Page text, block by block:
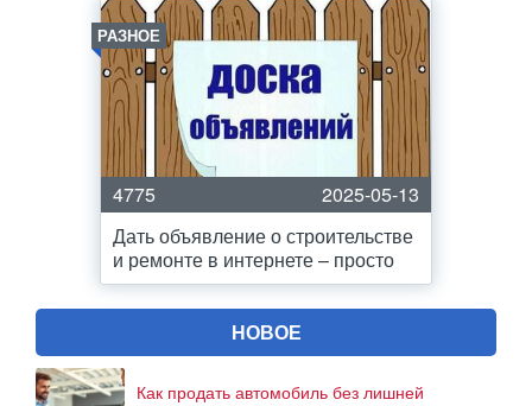
РАЗНОЕ
4775
2025-05-13
Дать объявление о строительстве
и ремонте в интернете – просто
НОВОЕ
Как продать автомобиль без лишней